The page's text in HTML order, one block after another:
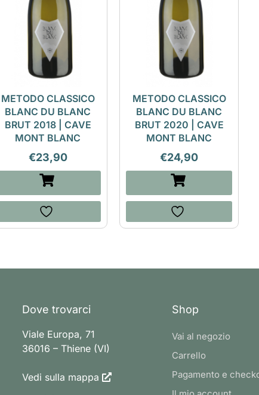
METODO CLASSICO
BLANC DU BLANC
BRUT 2018 | CAVE
MONT BLANC
€23,90
METODO CLASSICO
BLANC DU BLANC
BRUT 2020 | CAVE
MONT BLANC
€24,90
Dove trovarci
Viale Europa, 71
36016 – Thiene (VI)
Vedi sulla mappa
Shop
Vai al negozio
Carrello
Pagamento e